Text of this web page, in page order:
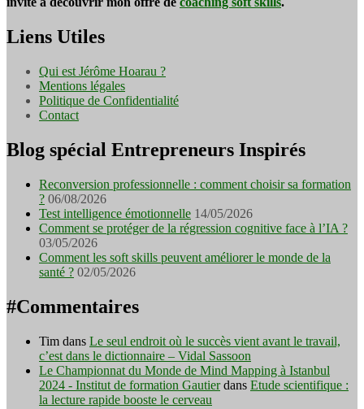
Liens Utiles
Qui est Jérôme Hoarau ?
Mentions légales
Politique de Confidentialité
Contact
Blog spécial Entrepreneurs Inspirés
Reconversion professionnelle : comment choisir sa formation
? 06/08/2026
Test intelligence émotionnelle 14/05/2026
Comment se protéger de la régression cognitive face à l’IA ?
03/05/2026
Comment les soft skills peuvent améliorer le monde de la
santé ? 02/05/2026
#Commentaires
Tim dans Le seul endroit où le succès vient avant le travail,
c’est dans le dictionnaire – Vidal Sassoon
Le Championnat du Monde de Mind Mapping à Istanbul
2024 - Institut de formation Gautierdans Etude scientifique :
la lecture rapide booste le cerveau